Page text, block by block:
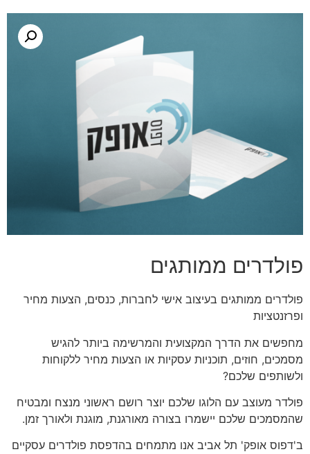
פולדרים ממותגים
פולדרים ממותגים בעיצוב אישי לחברות, כנסים, הצעות מחיר
ופרזנטציות
מחפשים את הדרך המקצועית והמרשימה ביותר להגיש
מסמכים, חוזים, תוכניות עסקיות או הצעות מחיר ללקוחות
ולשותפים שלכם?
פולדר מעוצב עם הלוגו שלכם יוצר רושם ראשוני מנצח ומבטיח
שהמסמכים שלכם יישמרו בצורה מאורגנת, מוגנת ולאורך זמן.
ב'דפוס אופק' תל אביב אנו מתמחים בהדפסת פולדרים עסקיים